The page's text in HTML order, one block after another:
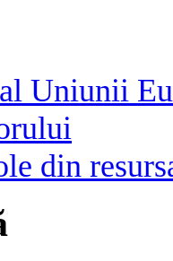
Uniunii
din